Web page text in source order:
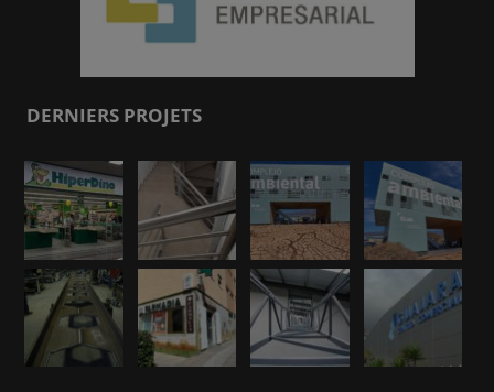
DERNIERS PROJETS